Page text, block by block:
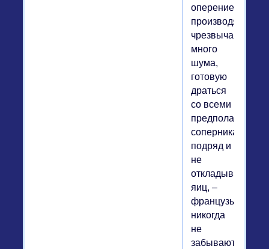
оперением,
производящую
чрезвычайно
много
шума,
готовую
драться
со всеми
соперниками
подряд и
не
откладывающую
яиц, –
французы
никогда
не
забывают,